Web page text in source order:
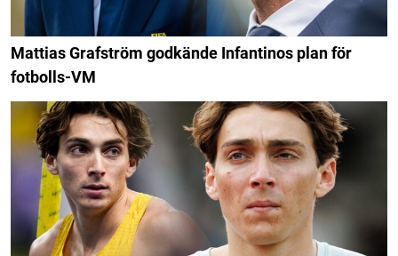
Mattias Grafström godkände Infantinos plan för
fotbolls-VM